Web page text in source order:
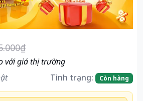
với giá thị trường
Tình trạng: Còn hàng